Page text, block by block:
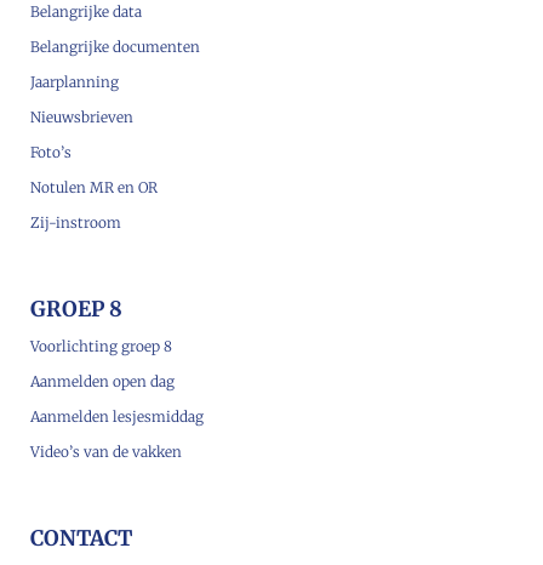
Belangrijke data
Belangrijke documenten
Jaarplanning
Nieuwsbrieven
Foto’s
Notulen MR en OR
Zij-instroom
GROEP 8
Voorlichting groep 8
Aanmelden open dag
Aanmelden lesjesmiddag
Video’s van de vakken
CONTACT